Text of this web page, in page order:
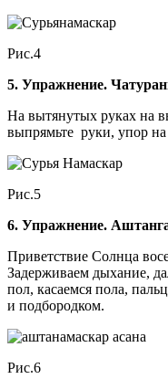
Рис.4
5. Упражнение.
На вытянутых руках на
выпрямьте руки, упор
Рис.5
6. Упражнение.
Приветствие Солнца
Задерживаем дыхание,
пол, касаемся пола,
и подбородком.
Рис.6